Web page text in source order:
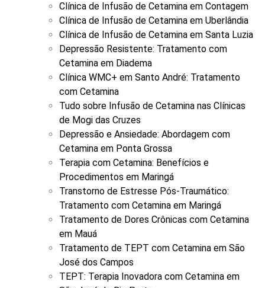
Clínica de Infusão de Cetamina em Contagem
Clínica de Infusão de Cetamina em Uberlândia
Clínica de Infusão de Cetamina em Santa Luzia
Depressão Resistente: Tratamento com
Cetamina em Diadema
Clínica WMC+ em Santo André: Tratamento
com Cetamina
Tudo sobre Infusão de Cetamina nas Clínicas
de Mogi das Cruzes
Depressão e Ansiedade: Abordagem com
Cetamina em Ponta Grossa
Terapia com Cetamina: Benefícios e
Procedimentos em Maringá
Transtorno de Estresse Pós-Traumático:
Tratamento com Cetamina em Maringá
Tratamento de Dores Crônicas com Cetamina
em Mauá
Tratamento de TEPT com Cetamina em São
José dos Campos
TEPT: Terapia Inovadora com Cetamina em